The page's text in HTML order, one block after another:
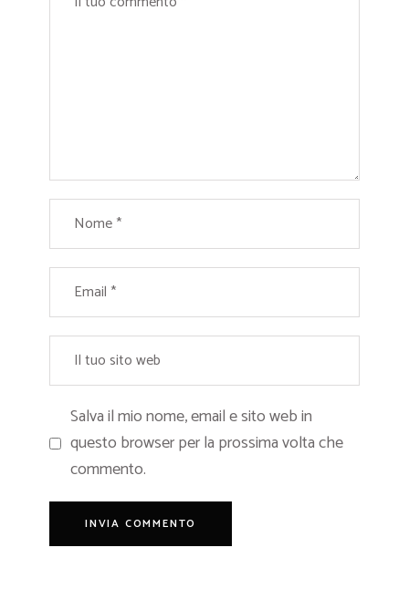
Salva il mio nome, email e sito web in
questo browser per la prossima volta che
commento.